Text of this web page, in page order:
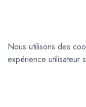
Nous utilisons des
expérience utilisateur